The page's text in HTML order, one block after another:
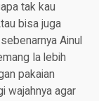
tak kau
bisa juga
Ainul
Ia lebih
pakaian
wajahnya agar